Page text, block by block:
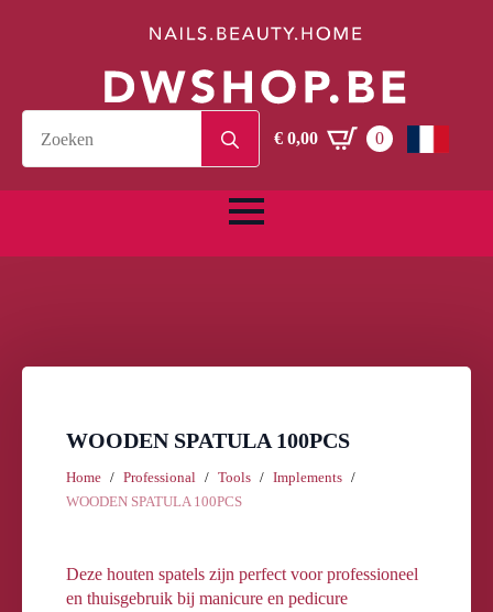
for:€0,00 0
WOODEN SPATULA 100PCS
Home Professional Tools
Implements
WOODEN SPATULA 100PCS
Deze houten spatels zijn perfect voor professioneel
en thuisgebruik bij manicure en pedicure